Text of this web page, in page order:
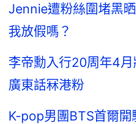
Jennie遭粉絲圍堵黑
我放假嗎？
李帝勳入行20周年4
廣東話冧港粉
K-pop男團BTS首爾